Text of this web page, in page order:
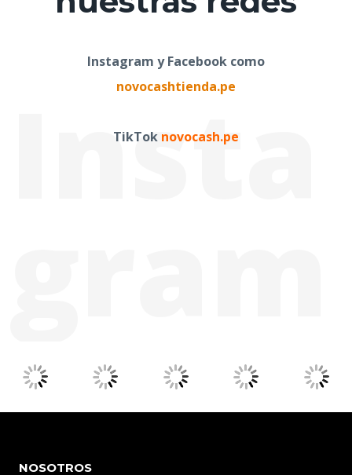
Instagram y Facebook como
novocashtienda.pe
TikTok novocash.pe
Insta
NOSOTROS